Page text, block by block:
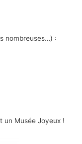
nombreuses…) :
un Musée Joyeux !